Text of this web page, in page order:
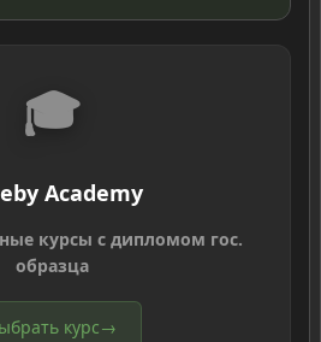
🎓
Academy
курсы с дипломом гос.
образца
курс→